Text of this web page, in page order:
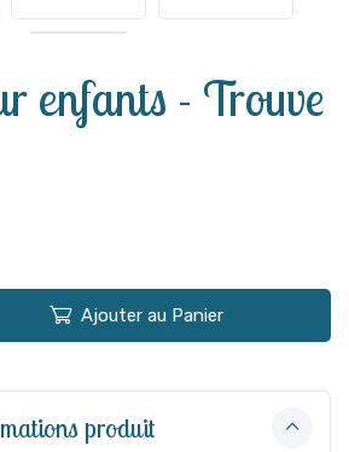
enfants - Trouve
Ajouter au Panier
produit